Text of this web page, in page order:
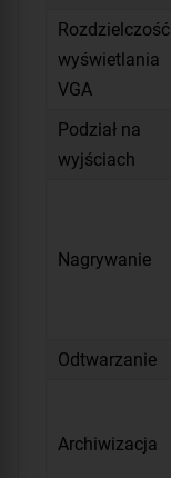
Rozdzielczość
wyświetlania
VGA
Podział na
wyjściach
Nagrywanie
Odtwarzanie
Archiwizacja